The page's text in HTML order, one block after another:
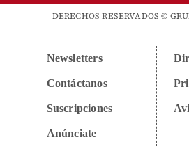
DERECHOS RESERVADOS ©
Newsletters
Contáctanos
Suscripciones
Anúnciate